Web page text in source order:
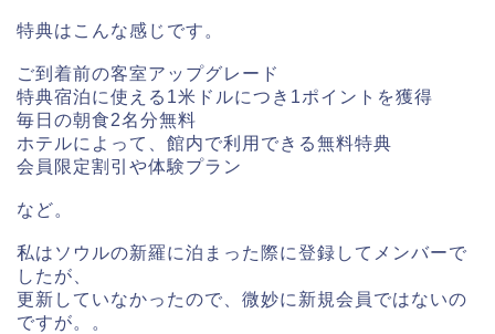
特典はこんな感じです。
ご到着前の客室アップグレード
特典宿泊に使える1米ドルにつき1ポイントを獲得
毎日の朝食2名分無料
ホテルによって、館内で利用できる無料特典
会員限定割引や体験プラン
など。
私はソウルの新羅に泊まった際に登録してメンバーで
したが、
更新していなかったので、微妙に新規会員ではないの
ですが。。